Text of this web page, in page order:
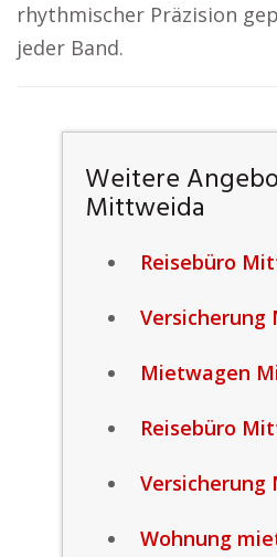
rhythmischer Präzision
jeder Band.
Weitere
Mittweida
Reisebüro
Mietwagen
Reisebüro
Wohnung